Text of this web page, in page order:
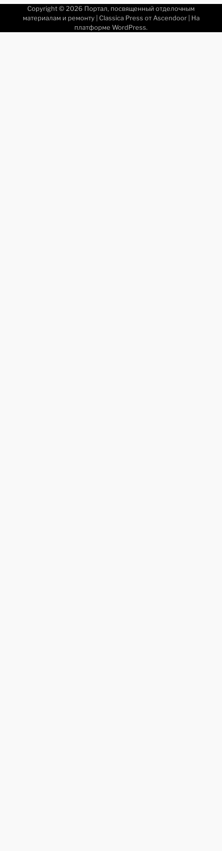
Copyright © 2026 Портал, посвященный отделочным
материалам и ремонту| Classica Press от Ascendoor| На
платформе WordPress.